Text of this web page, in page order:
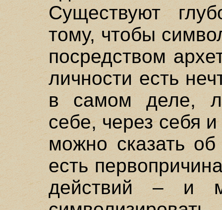
Существуют
тому, чтобы
посредством
личности есть
в самом деле,
себе, через себя
можно сказать
есть
действий – и